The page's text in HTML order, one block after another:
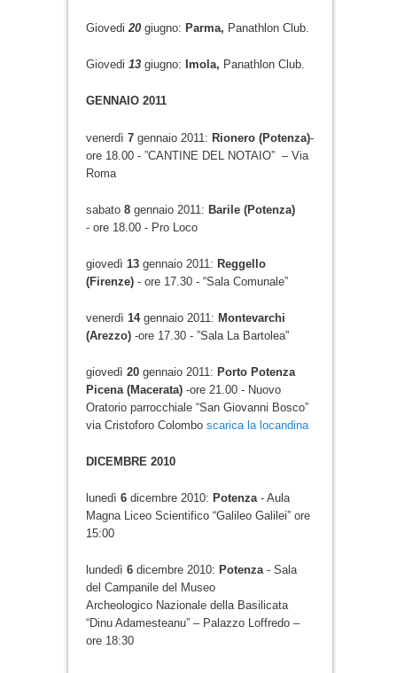
Giovedi20 giugno: Parma, Panathlon Club.
Giovedi 13 giugno: Imola, Panathlon Club.
GENNAIO 2011
venerdì 7gennaio 2011: Rionero (Potenza)-
ore 18.00 - ”CANTINE DEL NOTAIO” – Via
Roma
sabato 8gennaio 2011: Barile (Potenza)
- ore 18.00 - Pro Loco
giovedì 13gennaio 2011: Reggello
(Firenze)- ore 17.30 - “Sala Comunale”
venerdì 14gennaio 2011: Montevarchi
(Arezzo)-ore 17.30 - ”Sala La Bartolea”
giovedì 20gennaio 2011: Porto Potenza
Picena (Macerata)-ore 21.00 - Nuovo
Oratorio parrocchiale “San Giovanni Bosco”
via Cristoforo Colombo scarica la locandina
DICEMBRE 2010
lunedì 6dicembre 2010: Potenza- Aula
Magna Liceo Scientifico “Galileo Galilei” ore
15:00
lundedì 6dicembre 2010: Potenza- Sala
del Campanile del Museo
Archeologico Nazionale della Basilicata
“Dinu Adamesteanu” – Palazzo Loffredo –
ore 18:30